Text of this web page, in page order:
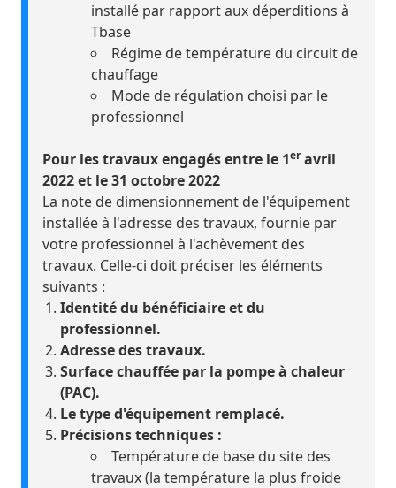
installé par rapport aux déperditions à
Tbase
Régime de température du circuit de
chauffage
Mode de régulation choisi par le
professionnel
Pour les travaux engagés entre le 1eravril
2022 et le 31 octobre 2022
La note de dimensionnement de l'équipement
installée à l'adresse des travaux, fournie par
votre professionnel à l'achèvement des
travaux. Celle-ci doit préciser les éléments
suivants :
Identité du bénéficiaire et du
professionnel.
Adresse des travaux.
Surface chauffée par la pompe à chaleur
(PAC).
Le type d'équipement remplacé.
Précisions techniques :
Température de base du site des
travaux (la température la plus froide